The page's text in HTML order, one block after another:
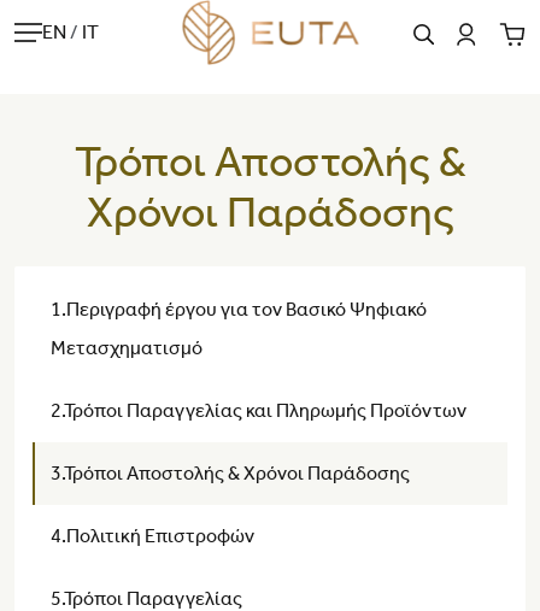
EN / IT
Τρόποι Αποστολής &
Χρόνοι Παράδοσης
1.Περιγραφή έργου για τον Βασικό Ψηφιακό
Μετασχηματισμό
2.Τρόποι Παραγγελίας και Πληρωμής Προϊόντων
3.Τρόποι Αποστολής & Χρόνοι Παράδοσης
4.Πολιτική Επιστροφών
5.Τρόποι Παραγγελίας